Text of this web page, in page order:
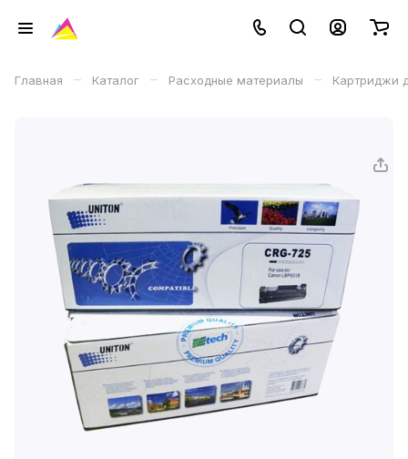
Главная – Каталог – Расходные материалы – Картриджи